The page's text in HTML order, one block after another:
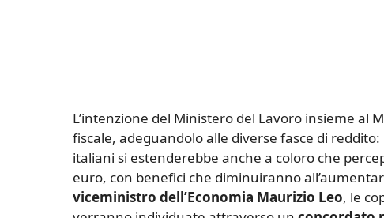
L’intenzione del Ministero del Lavoro insieme al
fiscale, adeguandolo alle diverse fasce di reddito:
italiani si estenderebbe anche a coloro che
euro, con benefici che diminuiranno
viceministro dell’Economia Maurizio Leo, le